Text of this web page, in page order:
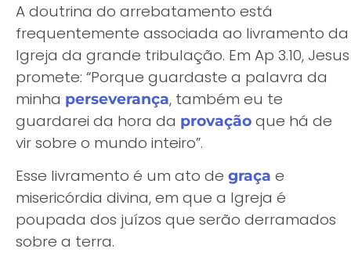
A doutrina do arrebatamento está
frequentemente associada ao livramento da
Igreja da grande tribulação. Em Ap 3.10, Jesus
promete: “Porque guardaste a palavra da
minha perseverança, também eu te
guardarei da hora da provação que há de
vir sobre o mundo inteiro”.
Esse livramento é um ato de graça e
misericórdia divina, em que a Igreja é
poupada dos juízos que serão derramados
sobre a terra.